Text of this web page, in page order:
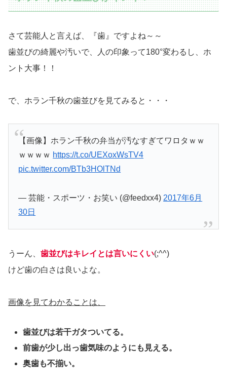
さて芸能人と言えば、『歯』ですよね～～
歯並びの綺麗や汚いで、人の印象って180°変わるし、ホ
ント大事！！
で、ホラン千秋の歯並びを見てみると・・・
【画像】ホラン千秋の弁当が汚なすぎてワロタｗｗ
ｗｗｗｗ https://t.co/UEXoxWsTV4
pic.twitter.com/BTb3HOlTNd
— 芸能・スポーツ・お笑い (@feedxx4) 2017年6月
30日
うーん、 歯並びはキレイとは言いにくい(;^^)
けど歯の白さは良いよな。
画像を見てわかることは、
歯並びは若干ガタついてる。
前歯が少し出っ歯気味のようにも見える。
奥歯も不揃い。